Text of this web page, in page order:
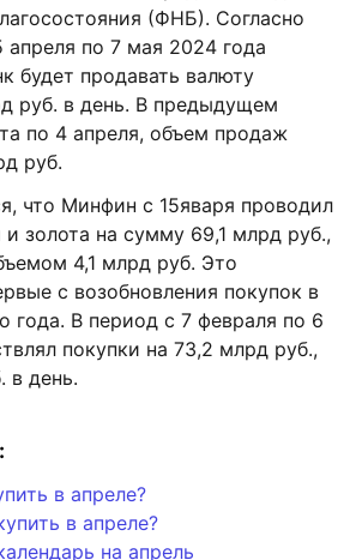
(ФНБ). Согласно
по 7 мая 2024 года
будет продавать валюту
руб. в день. В предыдущем
по 4 апреля, объем продаж
руб.
что Минфин с 15яваря проводил
золота на сумму 69,1 млрд руб.,
4,1 млрд руб. Это
с возобновления покупок в
года. В период с 7 февраля по 6
покупки на 73,2 млрд руб.,
в день.
в апреле?
в апреле?
на апрель